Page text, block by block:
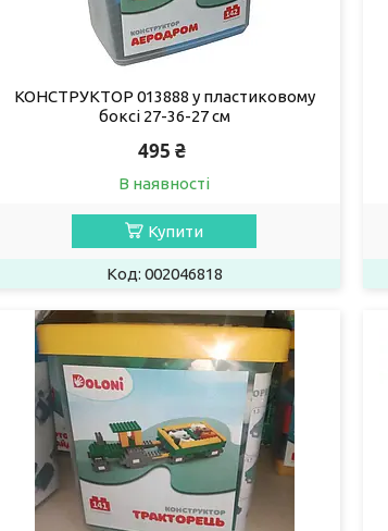
КОНСТРУКТОР 013888 у пластиковому
боксі 27-36-27 см
495 ₴
В наявності
Купити
002046818